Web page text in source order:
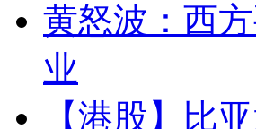
黄怒波：西
业
【港股】
比